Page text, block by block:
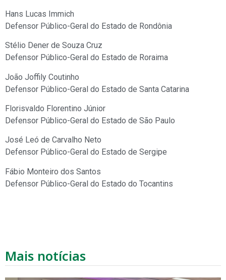
Hans Lucas Immich
Defensor Público-Geral do Estado de Rondônia
Stélio Dener de Souza Cruz
Defensor Público-Geral do Estado de Roraima
João Joffily Coutinho
Defensor Público-Geral do Estado de Santa Catarina
Florisvaldo Florentino Júnior
Defensor Público-Geral do Estado de São Paulo
José Leó de Carvalho Neto
Defensor Público-Geral do Estado de Sergipe
Fábio Monteiro dos Santos
Defensor Público-Geral do Estado do Tocantins
Mais notícias